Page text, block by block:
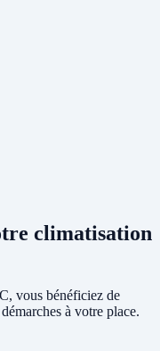
climatisation
vous bénéficiez de
à votre place.